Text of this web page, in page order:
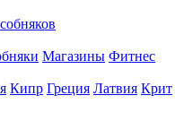
Магазины Фитнес
Кипр Греция Латвия Крит